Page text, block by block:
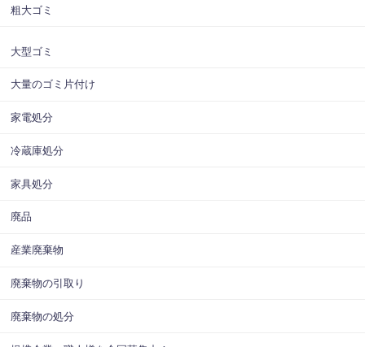
粗大ゴミ
大型ゴミ
大量のゴミ片付け
家電処分
冷蔵庫処分
家具処分
廃品
産業廃棄物
廃棄物の引取り
廃棄物の処分